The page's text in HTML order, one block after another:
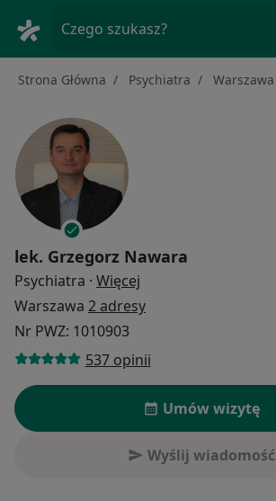
Czego szukasz?
Strona Główna Psychiatra Warszawa
lek. Grzegorz Nawara
Psychiatra · Więcej
Warszawa 2 adresy
Nr PWZ: 1010903
537 opinii
Umów wizytę
Wyślij wiadomość